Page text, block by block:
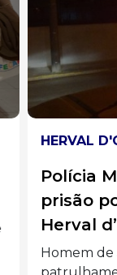
cumpre
foi localizado